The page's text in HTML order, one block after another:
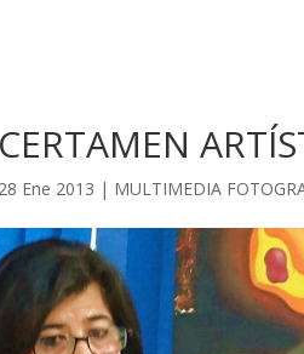
28 Ene 2013 | MULTIMEDIA